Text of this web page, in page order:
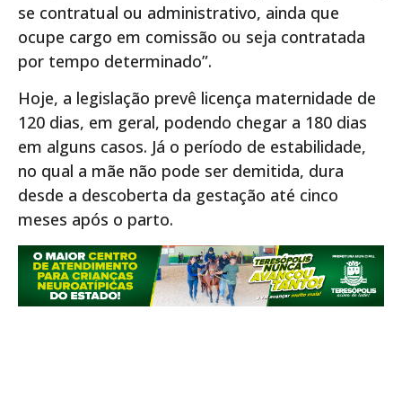
se contratual ou administrativo, ainda que
ocupe cargo em comissão ou seja contratada
por tempo determinado”.
Hoje, a legislação prevê licença maternidade de
120 dias, em geral, podendo chegar a 180 dias
em alguns casos. Já o período de estabilidade,
no qual a mãe não pode ser demitida, dura
desde a descoberta da gestação até cinco
meses após o parto.